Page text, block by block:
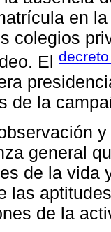
en
colegios
El
de la
general
de la vida
las
de la